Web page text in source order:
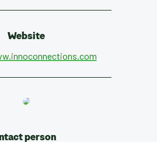
Website
person